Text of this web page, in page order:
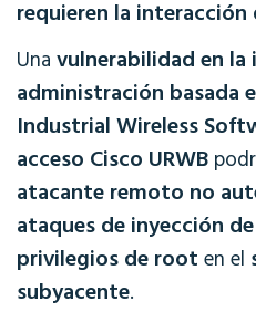
requieren la interacción
Una vulnerabilidad en
administración basada
Industrial Wireless
acceso Cisco URWB
atacante remoto no
ataques de inyección
privilegios de root en el
subyacente.